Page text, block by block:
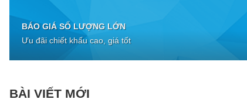
BÁO GIÁ SỐ LƯỢNG LỚN
Ưu đãi chiết khấu cao, giá tốt
BÀI VIẾT MỚI